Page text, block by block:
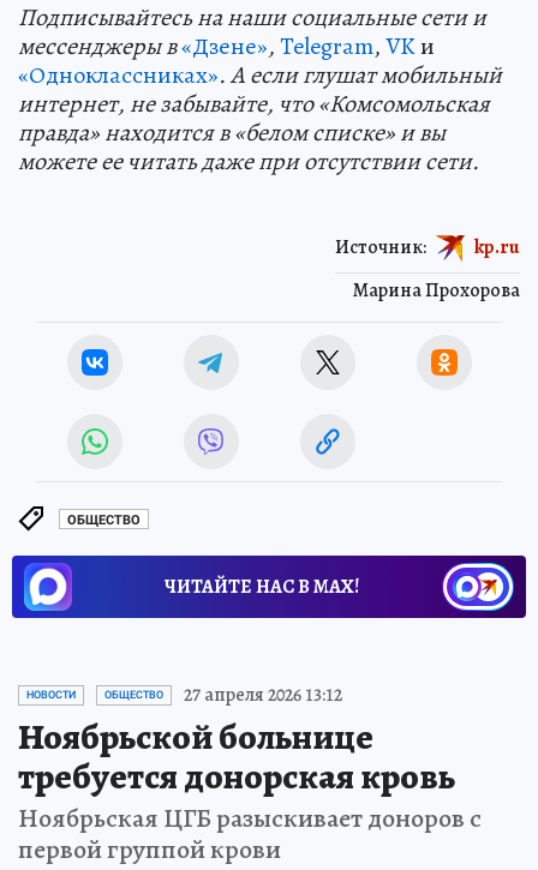
Подписывайтесь на наши социальные сети и
мессенджеры в«Дзене»,Telegram,VKи
«Одноклассниках». А если глушат мобильный
интернет, не забывайте, что «Комсомольская
правда» находится в «белом списке» и вы
можете ее читать даже при отсутствии сети.
Марина Прохорова
Источник: kp.ru
ОБЩЕСТВО
ЧИТАЙТЕ НАС В МАХ!
НОВОСТИ ОБЩЕСТВО 27 апреля 2026 13:12
Ноябрьской больнице
требуется донорская кровь
Ноябрьская ЦГБ разыскивает доноров с
первой группой крови